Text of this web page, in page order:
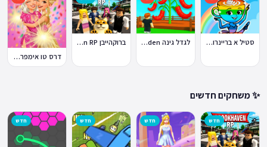
סטיל א בריינרוט Steal a Brainrot לגדל גינה Grow a Garden ברוקהייבן Brookhaven RP
דרס טו אימפרס Dress To Impress
✨ משחקים חדשים
חדש חדש חדש חדש